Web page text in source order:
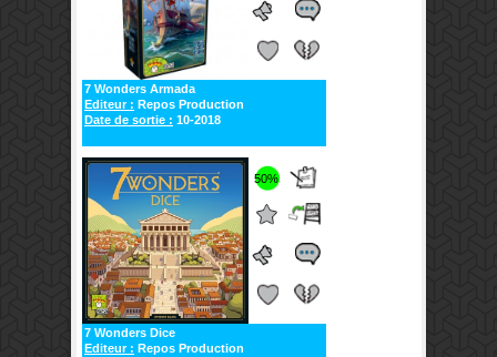
7 Wonders Armada
Editeur : Repos Production
Date de sortie : 10-2018
50%
7 Wonders Dice
Editeur : Repos Production